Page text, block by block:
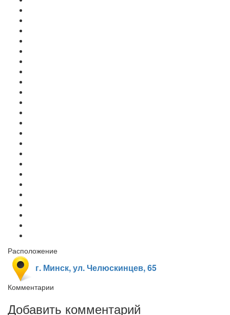
Расположение
г. Минск, ул. Челюскинцев, 65
Комментарии
Добавить комментарий